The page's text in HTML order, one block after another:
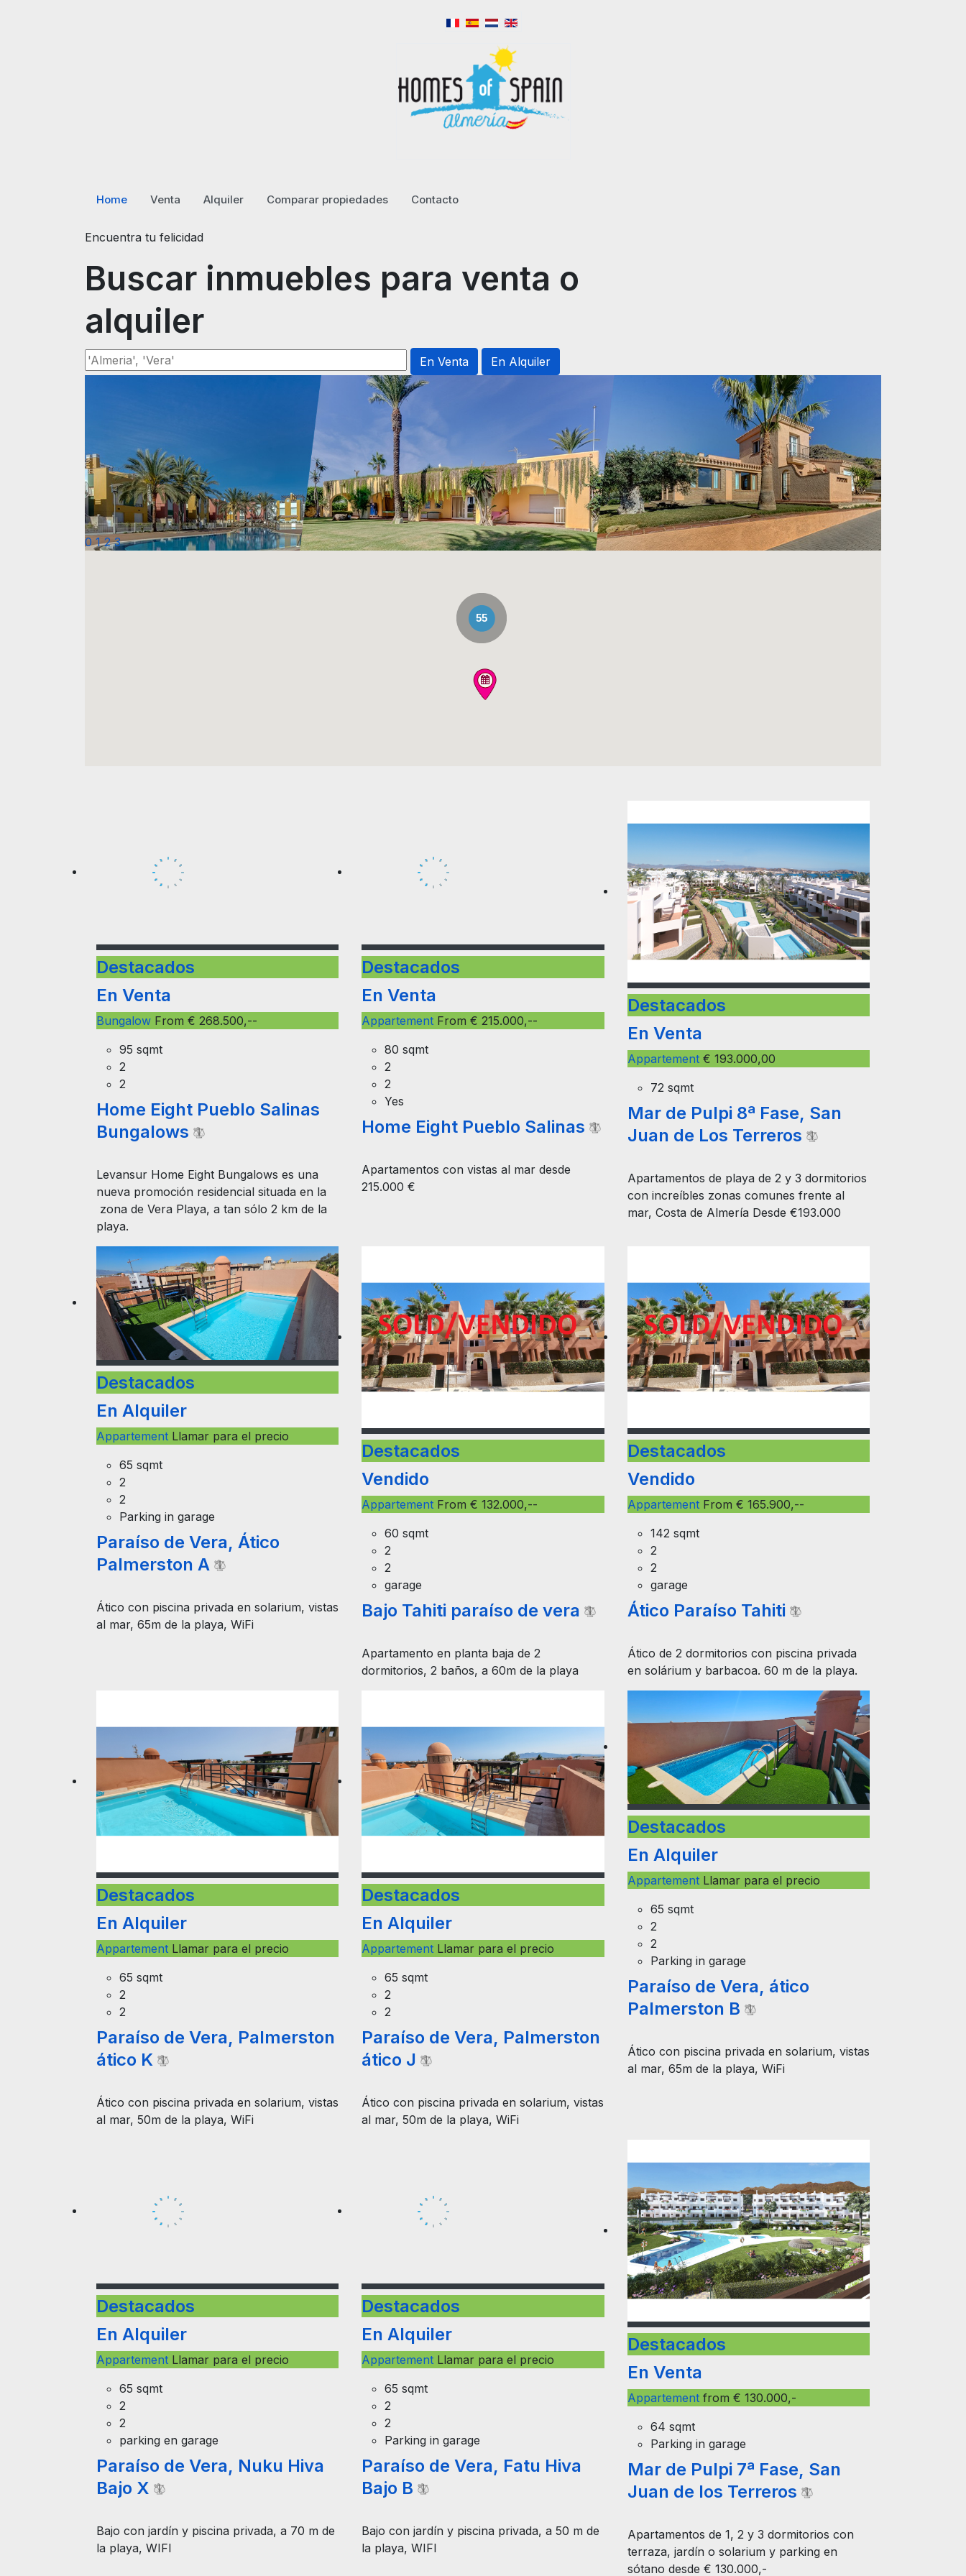
Home Venta Alquiler Comparar propiedades Contacto
Encuentra tu felicidad
Buscar inmuebles para venta o
alquiler
En Venta En Alquiler
0123
55
Destacados
En Venta
Bungalow From € 268.500,--
95 sqmt
2
2
Home Eight Pueblo Salinas
Bungalows
Levansur Home Eight Bungalows es una
nueva promoción residencial situada en la
zona de Vera Playa, a tan sólo 2 km de la
playa.
Destacados
En Venta
Appartement
80 sqmt
2
2
Home Eight Pueblo Salinas
Destacados
En Venta
Appartement € 193.000,00
72 sqmt
Mar de Pulpi 8ª Fase, San
Juan de Los Terreros
Apartamentos de playa de 2 y 3 dormitorios
con increíbles zonas comunes frente al
mar, Costa de Almería Desde €193.000
Destacados
En Alquiler
Appartement Llamar para el precio
65 sqmt
2
2
Parking in garage
Paraíso de Vera, Ático
Palmerston A
Ático con piscina privada en solarium, vistas
al mar, 65m de la playa, WiFi
Destacados
Vendido
Appartement From € 132.000,--
60 sqmt
2
2
garage
Bajo Tahiti paraíso de vera
Apartamento en planta baja de 2
dormitorios, 2 baños, a 60m de la playa
Destacados
Vendido
Appartement From € 165.900,--
142 sqmt
2
2
garage
Ático Paraíso Tahiti
Ático de 2 dormitorios con piscina privada
en solárium y barbacoa. 60 m de la playa.
Destacados
En Alquiler
Appartement Llamar para el precio
65 sqmt
2
2
Paraíso de Vera, Palmerston
ático K
Ático con piscina privada en solarium, vistas
al mar, 50m de la playa, WiFi
Destacados
En Alquiler
Appartement Llamar para el precio
65 sqmt
2
2
Paraíso de Vera, Palmerston
ático J
Ático con piscina privada en solarium, vistas
al mar, 50m de la playa, WiFi
Destacados
En Alquiler
Appartement Llamar para el precio
65 sqmt
2
2
Parking in garage
Paraíso de Vera, ático
Palmerston B
Ático con piscina privada en solarium, vistas
al mar, 65m de la playa, WiFi
En Alquiler
Appartement
65 sqmt
2
2
parking en garage
Paraíso de Vera, Nuku Hiva
Bajo X
Bajo con jardín y piscina privada, a 70 m de
En Alquiler
AppartementLlamar para el precio
65 sqmt
2
Parking in garage
Paraíso de Vera, Fatu Hiva
Bajo B
Bajo con jardín y piscina privada, a 50 m de
Destacados
En Venta
Appartement from € 130.000,-
64 sqmt
Parking in garage
Mar de Pulpi 7ª Fase, San
Juan de los Terreros
Apartamentos de 1, 2 y 3 dormitorios con
terraza, jardín o solarium y parking en
sótano desde € 130.000,-